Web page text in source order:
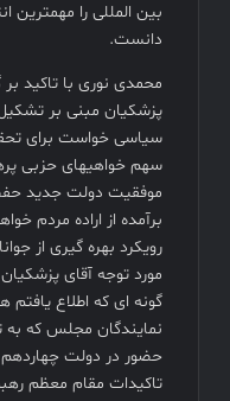
بین المللی را مهمترین
دانست.
محمدی نوری با تاکید
پزشکیان مبنی بر
سیاسی خواست برای
سهم خواهیهای حزبی
موفقیت دولت جدید
برآمده از اراده مردم
رویکرد بهره گیری از
مورد توجه آقای
گونه ای که اطلاع
نمایندگان مجلس که به
حضور در دولت
تاکیدات مقام معظم